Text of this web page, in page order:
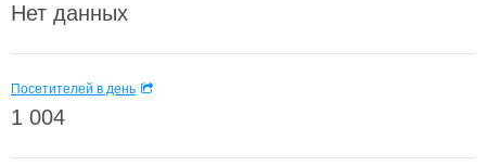
Нет данных
Посетителей в день
1 004